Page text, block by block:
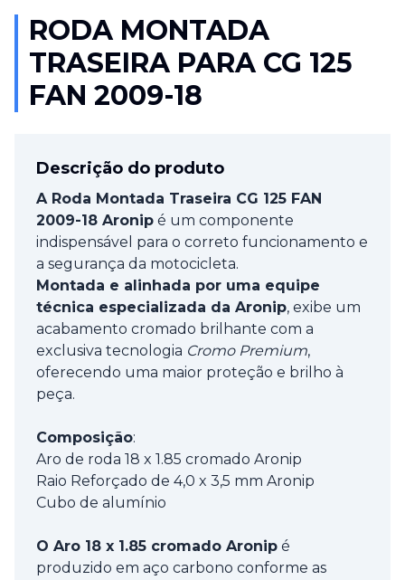
RODA MONTADA
TRASEIRA PARA CG 125
FAN 2009-18
Descrição do produto
A Roda Montada Traseira CG 125 FAN
2009-18 Aronip é um componente
indispensável para o correto funcionamento e
a segurança da motocicleta.
Montada e alinhada por uma equipe
técnica especializada da Aronip, exibe um
acabamento cromado brilhante com a
exclusiva tecnologia Cromo Premium,
oferecendo uma maior proteção e brilho à
peça.
Composição:
Aro de roda 18 x 1.85 cromado Aronip
Raio Reforçado de 4,0 x 3,5 mm Aronip
Cubo de alumínio
O Aro 18 x 1.85 cromado Aronip é
produzido em aço carbono conforme as